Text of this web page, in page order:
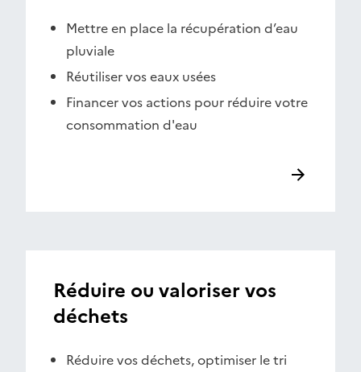
Mettre en place la récupération d’eau
pluviale
Réutiliser vos eaux usées
Financer vos actions pour réduire votre
consommation d'eau
Réduire ou valoriser vos
déchets
Réduire vos déchets, optimiser le tri